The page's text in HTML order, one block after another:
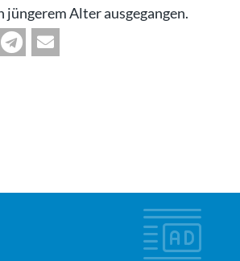
jüngerem Alter ausgegangen.